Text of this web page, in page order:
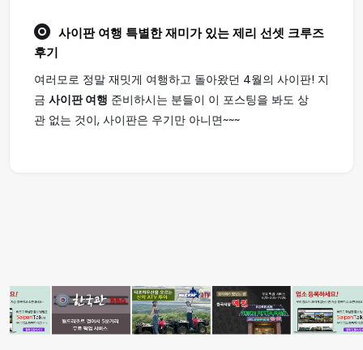
사이판 여행 특별한 재미가 있는 제리 선셋 크루즈
후기
여러모로 정말 재밋게 여행하고 돌아왔던 4월의 사이판! 지
금 사이판 여행 준비하시는 분들이 이 포스팅을 봐도 상
관 없는 것이, 사이판은 우기만 아니면~~~